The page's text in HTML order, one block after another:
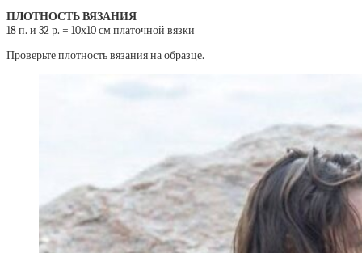
ПЛОТНОСТЬ ВЯЗАНИЯ
18 п. и 32 р. = 10х10 см платочной вязки
Проверьте плотность вязания на образце.